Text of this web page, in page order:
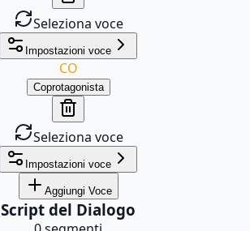
Seleziona voce
Impostazioni voce
CO
Coprotagonista
Seleziona voce
Impostazioni voce
Aggiungi Voce
Script del Dialogo